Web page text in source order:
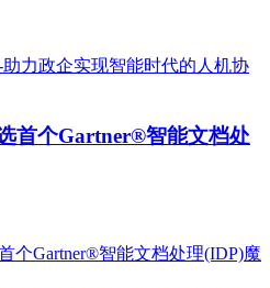
首个Gartner®智能文档处